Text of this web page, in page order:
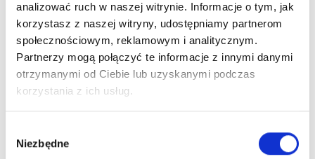
analizować ruch w naszej witrynie. Informacje o tym, jak
korzystasz z naszej witryny, udostępniamy partnerom
społecznościowym, reklamowym i analitycznym.
Partnerzy mogą połączyć te informacje z innymi danymi
otrzymanymi od Ciebie lub uzyskanymi podczas
korzystania z ich usług.
zgody
Niezbędne
FLAGOLIE Perfumy CARNATION & AMBER 50ml
89,00 zł
71,20 zł
-20%
Nowy